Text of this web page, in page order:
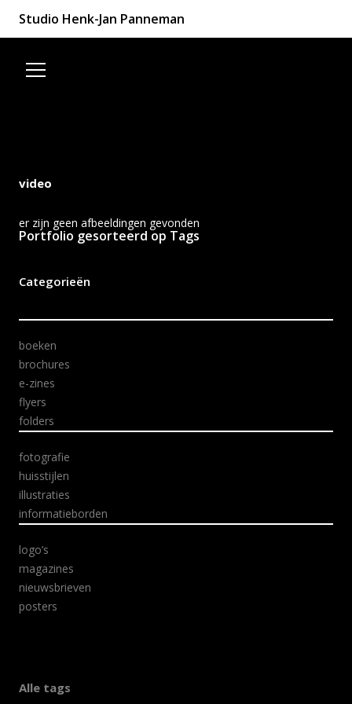
Studio Henk-Jan Panneman
video
er zijn geen afbeeldingen gevonden
Portfolio gesorteerd op Tags
Categorieën
boeken
brochures
e-zines
flyers
folders
fotografie
huisstijlen
illustraties
informatieborden
logo’s
magazines
nieuwsbrieven
posters
Alle tags